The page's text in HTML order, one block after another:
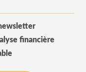
financière